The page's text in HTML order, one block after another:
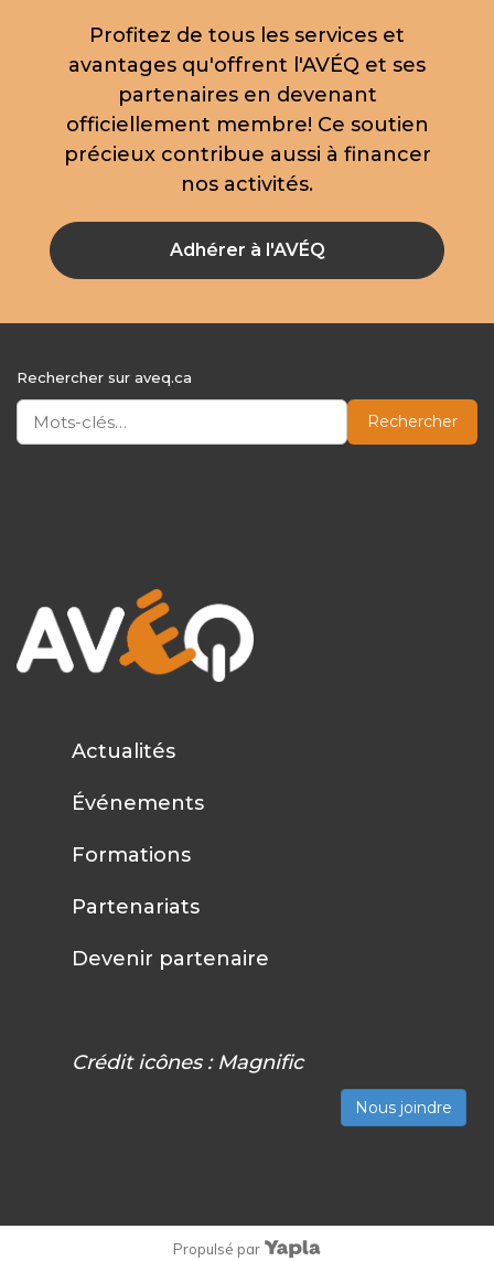
Profitez de tous les services et
avantages qu'offrent l'AVÉQ et ses
partenaires en devenant
officiellement membre! Ce soutien
précieux contribue aussi à financer
nos activités.
Adhérer à l'AVÉQ
Rechercher sur aveq.ca
Rechercher
Actualités
Événements
Formations
Partenariats
Devenir partenaire
Crédit icônes : Magnific
Nous joindre
Propulsé par